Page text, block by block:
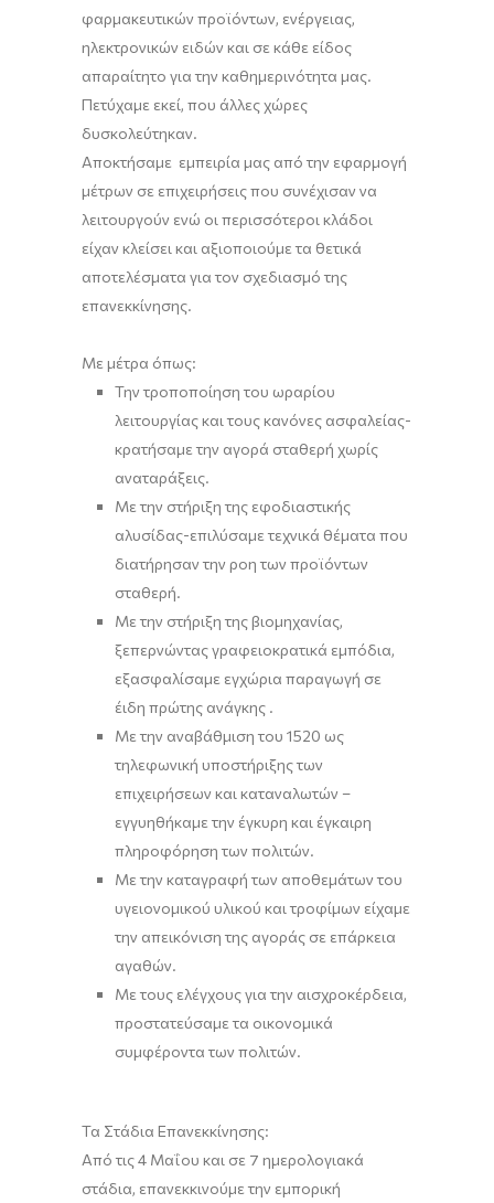
φαρμακευτικών προϊόντων, ενέργειας,
ηλεκτρονικών ειδών και σε κάθε είδος
απαραίτητο για την καθημερινότητα μας.
Πετύχαμε εκεί, που άλλες χώρες
δυσκολεύτηκαν.
Αποκτήσαμε εμπειρία μας από την εφαρμογή
μέτρων σε επιχειρήσεις που συνέχισαν να
λειτουργούν ενώ οι περισσότεροι κλάδοι
είχαν κλείσει και αξιοποιούμε τα θετικά
αποτελέσματα για τον σχεδιασμό της
επανεκκίνησης.
Με μέτρα όπως:
Την τροποποίηση του ωραρίου
λειτουργίας και τους κανόνες ασφαλείας-
κρατήσαμε την αγορά σταθερή χωρίς
αναταράξεις.
Με την στήριξη της εφοδιαστικής
αλυσίδας-επιλύσαμε τεχνικά θέματα που
διατήρησαν την ροη των προϊόντων
σταθερή.
Με την στήριξη της βιομηχανίας,
ξεπερνώντας γραφειοκρατικά εμπόδια,
εξασφαλίσαμε εγχώρια παραγωγή σε
έιδη πρώτης ανάγκης .
Με την αναβάθμιση του 1520 ως
τηλεφωνική υποστήριξης των
επιχειρήσεων και καταναλωτών –
εγγυηθήκαμε την έγκυρη και έγκαιρη
πληροφόρηση των πολιτών.
Με την καταγραφή των αποθεμάτων του
υγειονομικού υλικού και τροφίμων είχαμε
την απεικόνιση της αγοράς σε επάρκεια
αγαθών.
Με τους ελέγχους για την αισχροκέρδεια,
προστατεύσαμε τα οικονομικά
συμφέροντα των πολιτών.
Τα Στάδια Επανεκκίνησης:
Από τις 4 Μαΐου και σε 7 ημερολογιακά
στάδια, επανεκκινούμε την εμπορική